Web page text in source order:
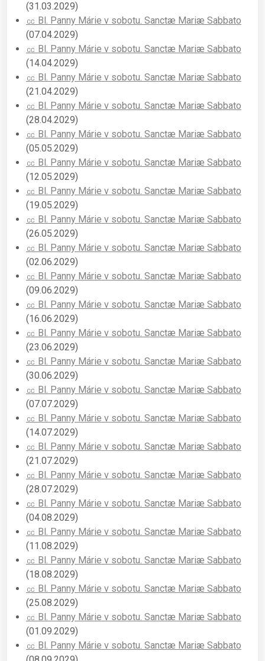
(31.03.2029)
㏄ Bl. Panny Márie v sobotu. Sanctæ Mariæ Sabbato
(07.04.2029)
㏄ Bl. Panny Márie v sobotu. Sanctæ Mariæ Sabbato
(14.04.2029)
㏄ Bl. Panny Márie v sobotu. Sanctæ Mariæ Sabbato
(21.04.2029)
㏄ Bl. Panny Márie v sobotu. Sanctæ Mariæ Sabbato
(28.04.2029)
㏄ Bl. Panny Márie v sobotu. Sanctæ Mariæ Sabbato
(05.05.2029)
㏄ Bl. Panny Márie v sobotu. Sanctæ Mariæ Sabbato
(12.05.2029)
㏄ Bl. Panny Márie v sobotu. Sanctæ Mariæ Sabbato
(19.05.2029)
㏄ Bl. Panny Márie v sobotu. Sanctæ Mariæ Sabbato
(26.05.2029)
㏄ Bl. Panny Márie v sobotu. Sanctæ Mariæ Sabbato
(02.06.2029)
㏄ Bl. Panny Márie v sobotu. Sanctæ Mariæ Sabbato
(09.06.2029)
㏄ Bl. Panny Márie v sobotu. Sanctæ Mariæ Sabbato
(16.06.2029)
㏄ Bl. Panny Márie v sobotu. Sanctæ Mariæ Sabbato
(23.06.2029)
㏄ Bl. Panny Márie v sobotu. Sanctæ Mariæ Sabbato
(30.06.2029)
㏄ Bl. Panny Márie v sobotu. Sanctæ Mariæ Sabbato
(07.07.2029)
㏄ Bl. Panny Márie v sobotu. Sanctæ Mariæ Sabbato
(14.07.2029)
㏄ Bl. Panny Márie v sobotu. Sanctæ Mariæ Sabbato
(21.07.2029)
㏄ Bl. Panny Márie v sobotu. Sanctæ Mariæ Sabbato
(28.07.2029)
㏄ Bl. Panny Márie v sobotu. Sanctæ Mariæ Sabbato
(04.08.2029)
㏄ Bl. Panny Márie v sobotu. Sanctæ Mariæ Sabbato
(11.08.2029)
㏄ Bl. Panny Márie v sobotu. Sanctæ Mariæ Sabbato
(18.08.2029)
㏄ Bl. Panny Márie v sobotu. Sanctæ Mariæ Sabbato
(25.08.2029)
㏄ Bl. Panny Márie v sobotu. Sanctæ Mariæ Sabbato
(01.09.2029)
㏄ Bl. Panny Márie v sobotu. Sanctæ Mariæ Sabbato